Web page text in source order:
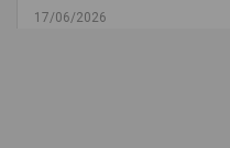
17/06/2026